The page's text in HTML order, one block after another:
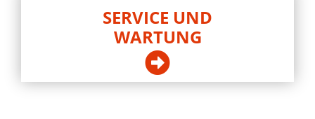
SERVICE UND
WARTUNG